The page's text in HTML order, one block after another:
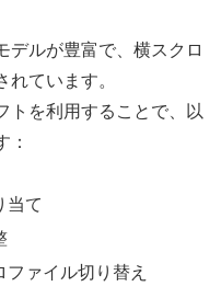
デルが豊富で、横スクロ
ています。
トを利用することで、以
：
当て
ァイル切り替え